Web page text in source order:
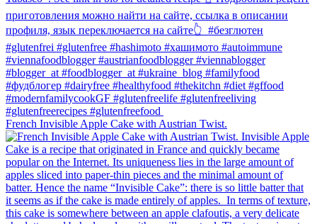
French Invisible Apple Cake with Austrian Twist.⁠